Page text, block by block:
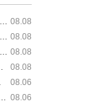
08.08
08.08
08.08
08.08
08.06
08.06